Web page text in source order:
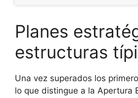
Planes
estructuras
Una vez superados los
lo que distingue a la Apertura